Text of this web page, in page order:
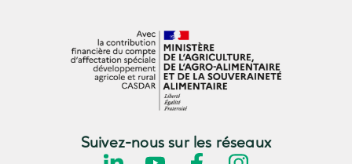
Suivez-nous sur les réseaux